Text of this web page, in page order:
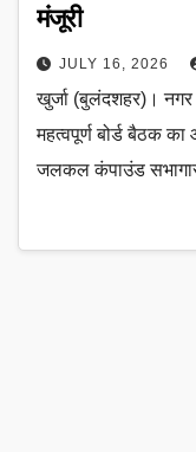
मंजूरी
JULY 16, 2026
खुर्जा (बुलंदशहर)। नगर
महत्वपूर्ण बोर्ड बैठक
जलकल कंपाउंड